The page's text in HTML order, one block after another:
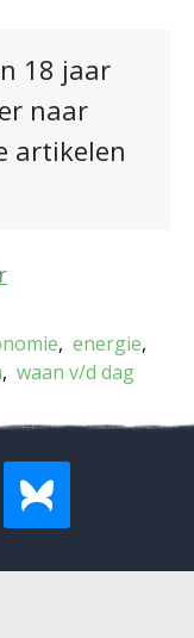
18 jaar
naar
artikelen
energie
waan v/d dag